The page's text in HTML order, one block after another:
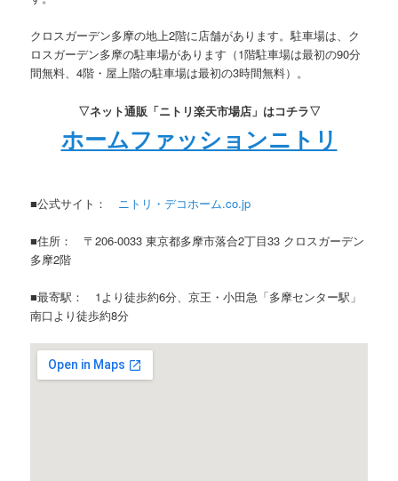
クロスガーデン多摩の地上2階に店舗があります。駐車場は、ク
ロスガーデン多摩の駐車場があります（1階駐車場は最初の90分
間無料、4階・屋上階の駐車場は最初の3時間無料）。
▽ネット通販「ニトリ楽天市場店」はコチラ▽
ホームファッションニトリ
■公式サイト： ニトリ・デコホーム.co.jp
■住所： 〒206-0033 東京都多摩市落合2丁目33 クロスガーデン
多摩2階
■最寄駅： 1より徒歩約6分、京王・小田急「多摩センター駅」
南口より徒歩約8分